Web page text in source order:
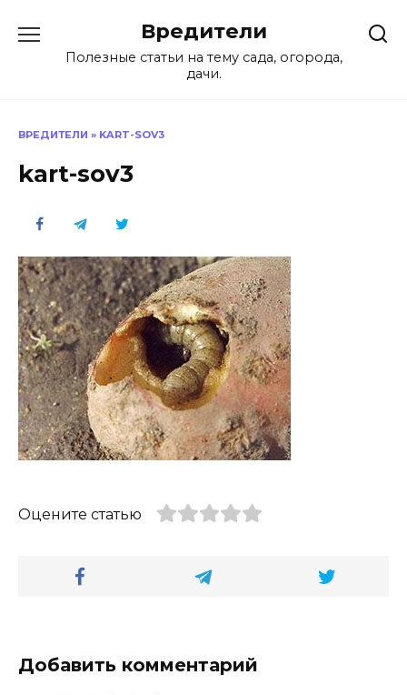
содержанию
Вредители
Полезные статьи на тему сада, огорода,
дачи.
ВРЕДИТЕЛИ » KART-SOV3
kart-sov3
Оцените статью
Добавить комментарий